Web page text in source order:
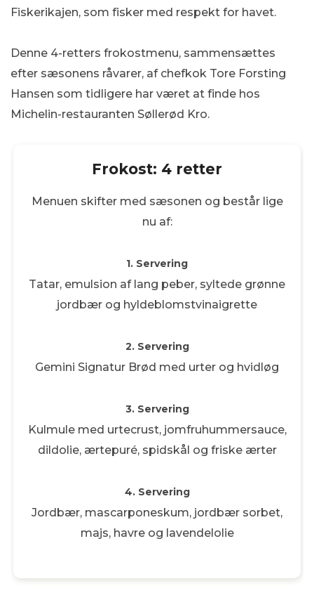
Fiskerikajen, som fisker med respekt for havet.
Denne 4-retters frokostmenu, sammensættes
efter sæsonens råvarer, af chefkok Tore Forsting
Hansen som tidligere har været at finde hos
Michelin-restauranten Søllerød Kro.
Frokost: 4 retter
Menuen skifter med sæsonen og består lige
nu af:
1. Servering
Tatar, emulsion af lang peber, syltede grønne
jordbær og hyldeblomstvinaigrette
2. Servering
Gemini Signatur Brød med urter og hvidløg
3. Servering
Kulmule med urtecrust, jomfruhummersauce,
dildolie, ærtepuré, spidskål og friske ærter
4. Servering
Jordbær, mascarponeskum, jordbær sorbet,
majs, havre og lavendelolie